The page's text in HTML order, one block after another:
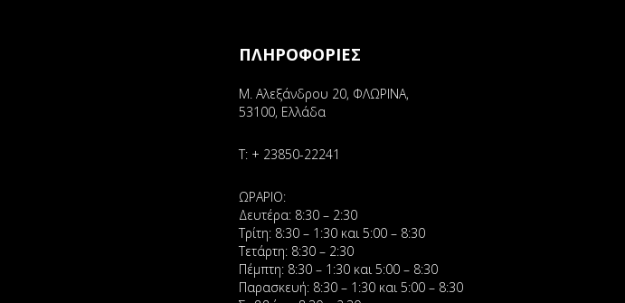
ΠΛΗΡΟΦΟΡΙΕΣ
Μ. Αλεξάνδρου 20, ΦΛΩΡΙΝΑ,
53100, Ελλάδα
Τ: + 23850-22241
ΩΡΑΡΙΟ:
Δευτέρα: 8:30 – 2:30
Τρίτη: 8:30 – 1:30 και 5:00 – 8:30
Τετάρτη: 8:30 – 2:30
Πέμπτη: 8:30 – 1:30 και 5:00 – 8:30
Παρασκευή: 8:30 – 1:30 και 5:00 – 8:30